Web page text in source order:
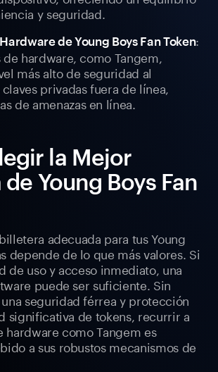
y seguridad.
de Young Boys Fan Token:
hardware, como Tangem,
más alto de seguridad al
privadas fuera de línea,
de amenazas en línea.
la Mejor
Young Boys Fan
adecuada para tus Young
depende de lo que más valores. Si
de uso y acceso inmediato, una
puede ser suficiente. Sin
seguridad férrea y protección
significativa de tokens, recurrir a
hardware como Tangem es
a sus robustos mecanismos de